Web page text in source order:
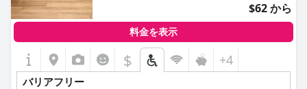
$62 から
料金を表示
$ +4
バリアフリー